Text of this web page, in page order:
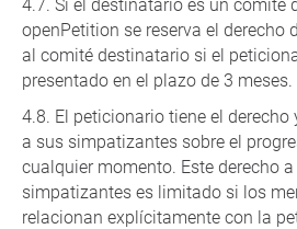
Si el destinatario es un comité
openPetition se reserva el derecho
al comité destinatario si el
presentado en el plazo de 3 meses.
El peticionario tiene el derecho
a sus simpatizantes sobre el
cualquier momento. Este derecho
simpatizantes es limitado si los
relacionan explícitamente con la